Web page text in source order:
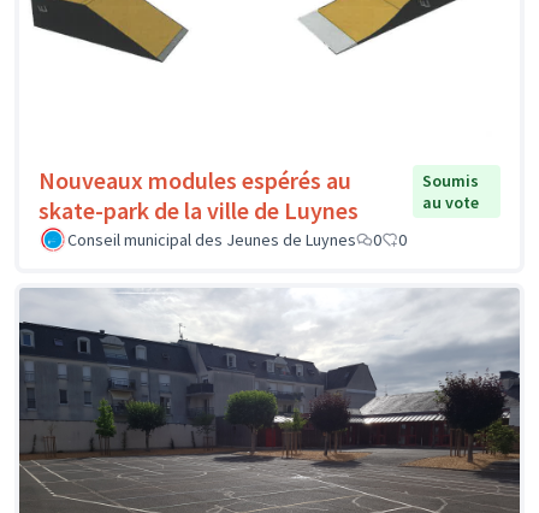
Nouveaux modules espérés au
skate-park de la ville de Luynes
Soumis
au vote
Conseil municipal des Jeunes de Luynes
0 0